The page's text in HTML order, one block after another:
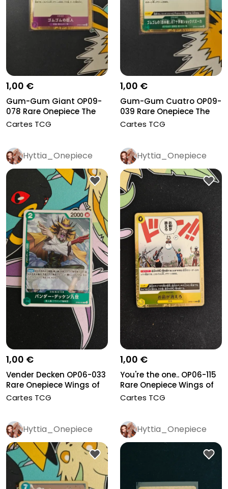
1,00 €
Gum-Gum Giant OP09-
078 Rare Onepiece The
four empe...
Cartes TCG
1,00 €
Gum-Gum Cuatro OP09-
039 Rare Onepiece The
four emp...
Cartes TCG
Hyttia_Onepiece
1,00 €
Vender Decken OP06-033
Rare Onepiece Wings of
the...
Cartes TCG
Hyttia_Onepiece
1,00 €
You're the one.. OP06-115
Rare Onepiece Wings of
t...
Cartes TCG
Hyttia_Onepiece Hyttia_Onepiece